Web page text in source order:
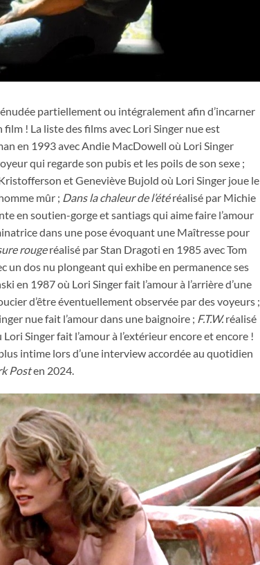
partiellement ou intégralement afin d’incarner
! La liste des films avec Lori Singer nue est
en 1993 avec Andie MacDowell où Lori Singer
qui regarde son pubis et les poils de son sexe ;
et Geneviève Bujold où Lori Singer joue le
mûr ; Dans la chaleur de l’étéréalisé par Michie
en soutien-gorge et santiags qui aime faire l’amour
dans une pose évoquant une Maîtresse pour
rougeréalisé par Stan Dragoti en 1985 avec Tom
un dos nu plongeant qui exhibe en permanence ses
en 1987 où Lori Singer fait l’amour à l’arrière d’une
d’être éventuellement observée par des voyeurs ;
nue fait l’amour dans une baignoire ; F.T.W.réalisé
Singer fait l’amour à l’extérieur encore et encore !
intime lors d’une interview accordée au quotidien
Posten 2024.